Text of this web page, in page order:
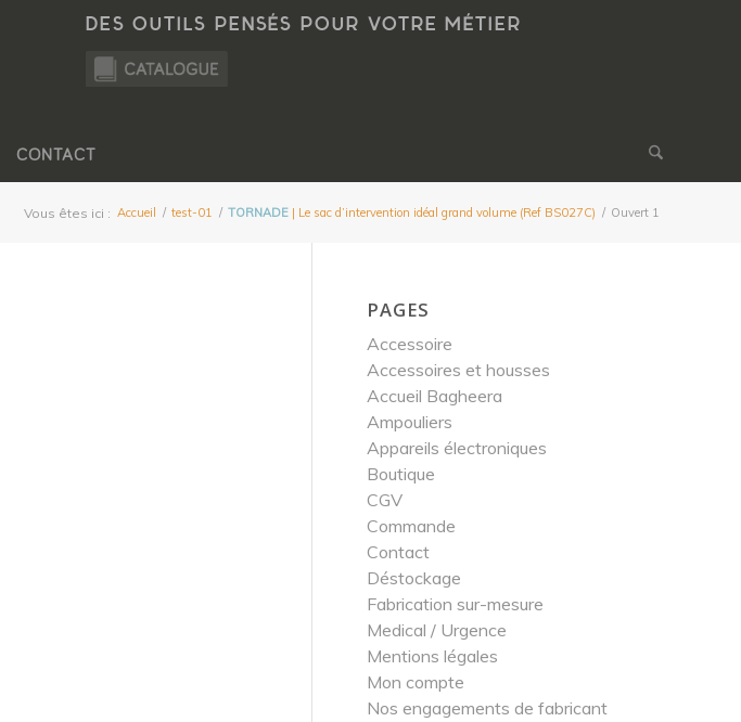
DES OUTILS PENSÉS POUR VOTRE MÉTIER
CONTACT
Vous êtes ici : Accueil / test-01 / TORNADE | Le sac d’intervention idéal grand volume (Ref BS027C) / Ouvert 1
PAGES
Accessoire
Accessoires et housses
Accueil Bagheera
Ampouliers
Appareils électroniques
Boutique
CGV
Commande
Contact
Déstockage
Fabrication sur-mesure
Medical / Urgence
Mentions légales
Mon compte
Nos engagements de fabricant